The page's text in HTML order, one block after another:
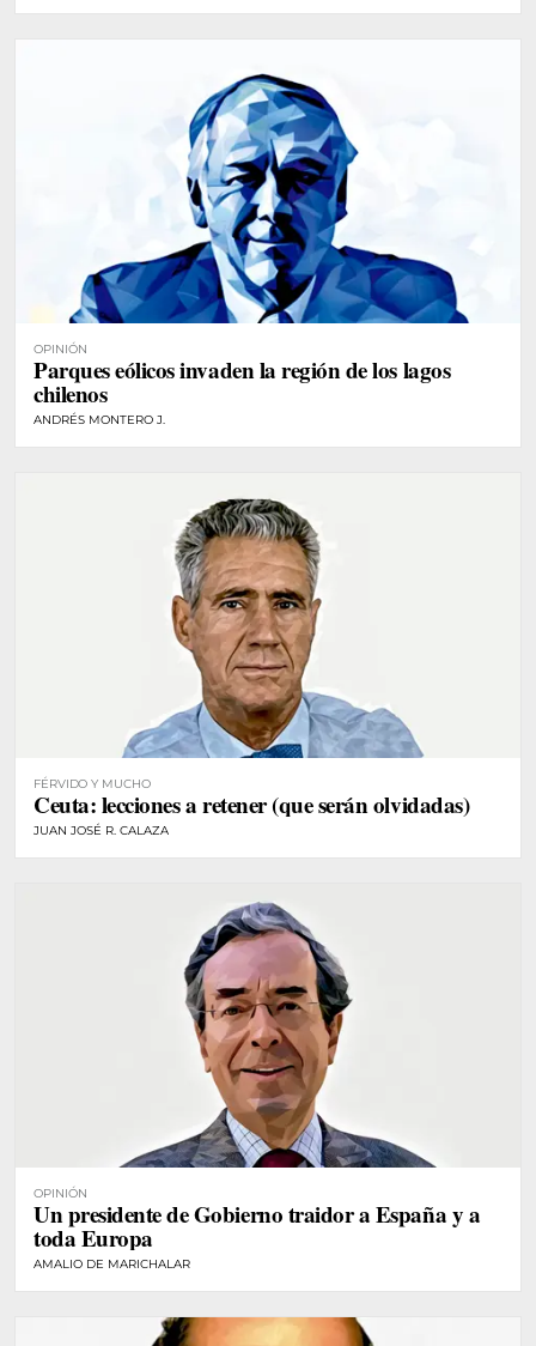
OPINIÓN
Parques eólicos invaden la región de los lagos
chilenos
ANDRÉS MONTERO J.
FÉRVIDO Y MUCHO
Ceuta: lecciones a retener (que serán olvidadas)
JUAN JOSÉ R. CALAZA
OPINIÓN
Un presidente de Gobierno traidor a España y a
toda Europa
AMALIO DE MARICHALAR